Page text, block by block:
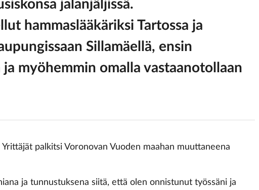
jalanjäljissä.
hammaslääkäriksi Tartossa ja
Sillamäellä, ensin
myöhemmin omalla vastaanotollaan
palkitsi Voronovan Vuoden maahan muuttaneena
ja tunnustuksena siitä, että olen onnistunut työssäni ja